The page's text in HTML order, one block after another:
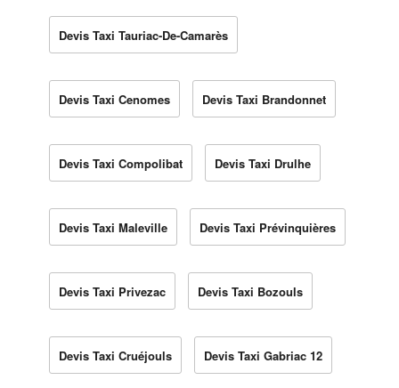
Devis Taxi Tauriac-De-Camarès
Devis Taxi Cenomes Devis Taxi Brandonnet
Devis Taxi Compolibat Devis Taxi Drulhe
Devis Taxi Maleville Devis Taxi Prévinquières
Devis Taxi Privezac Devis Taxi Bozouls
Devis Taxi Cruéjouls Devis Taxi Gabriac 12